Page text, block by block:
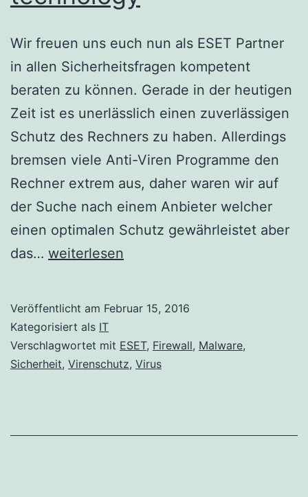
Wir freuen uns euch nun als ESET Partner
in allen Sicherheitsfragen kompetent
beraten zu können. Gerade in der heutigen
Zeit ist es unerlässlich einen zuverlässigen
Schutz des Rechners zu haben. Allerdings
bremsen viele Anti-Viren Programme den
Rechner extrem aus, daher waren wir auf
der Suche nach einem Anbieter welcher
einen optimalen Schutz gewährleistet aber
das… ESET
technology
weiterlesen
Veröffentlicht am Februar 15, 2016
Kategorisiert als IT
Verschlagwortet mit ESET, Firewall, Malware,
Sicherheit, Virenschutz, Virus